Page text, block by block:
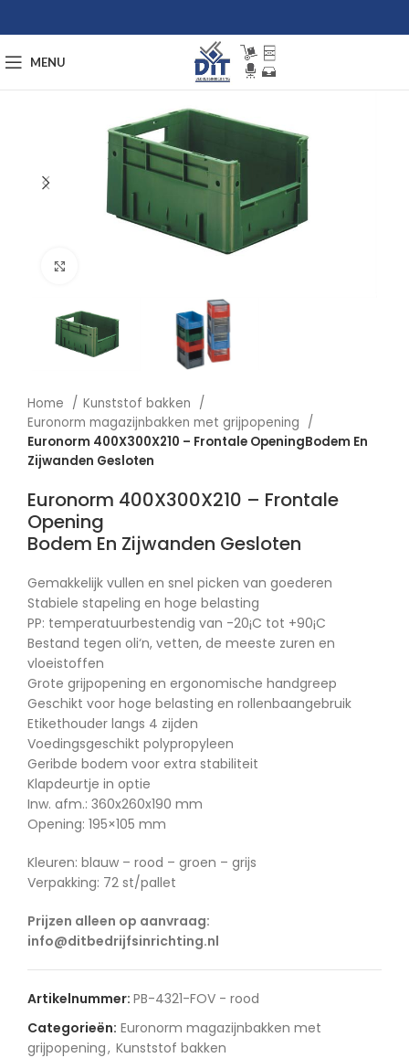
MENU
Home
Kunststof bakken
Euronorm magazijnbakken met grijpopening
Euronorm 400X300X210 – Frontale OpeningBodem En
Zijwanden Gesloten
Euronorm 400X300X210 – Frontale
Opening
Bodem En Zijwanden Gesloten
Gemakkelijk vullen en snel picken van goederen
Stabiele stapeling en hoge belasting
PP: temperatuurbestendig van -20¡C tot +90¡C
Bestand tegen oli‘n, vetten, de meeste zuren en
vloeistoffen
Grote grijpopening en ergonomische handgreep
Geschikt voor hoge belasting en rollenbaangebruik
Etikethouder langs 4 zijden
Voedingsgeschikt polypropyleen
Geribde bodem voor extra stabiliteit
Klapdeurtje in optie
Inw. afm.: 360x260x190 mm
Opening: 195×105 mm
Kleuren: blauw – rood – groen – grijs
Verpakking: 72 st/pallet
Prijzen alleen op aanvraag:
info@ditbedrijfsinrichting.nl
Artikelnummer: PB-4321-FOV - rood
Categorieën: Euronorm magazijnbakken met
grijpopening, Kunststof bakken